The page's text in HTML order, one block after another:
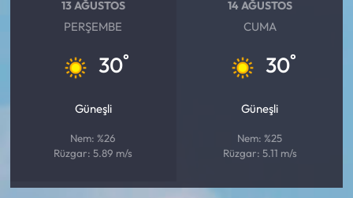
13 AĞUSTOS
PERŞEMBE
30°
Güneşli
Nem: %26
Rüzgar: 5.89 m/s
14 AĞUSTOS
CUMA
30°
Güneşli
Nem: %25
Rüzgar: 5.11 m/s